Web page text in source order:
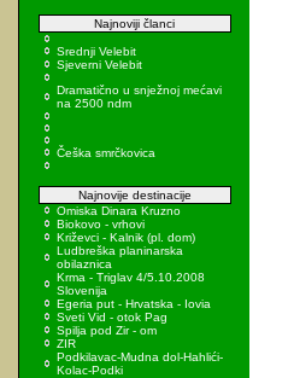
Najnoviji članci
Srednji Velebit
Sjeverni Velebit
Dramatično u snježnoj mećavi
na 2500 ndm
Češka smrčkovica
Najnovije destinacije
Omiska Dinara Kruzno
Biokovo - vrhovi
Križevci - Kalnik (pl. dom)
Ludbreška planinarska
obilaznica
Krma - Triglav 4/5.10.2008
Slovenija
Egeria put - Hrvatska - Iovia
Sveti Vid - otok Pag
Spilja pod Zir - om
ZIR
Podkilavac-Mudna dol-Hahlići-
Kolac-Podki